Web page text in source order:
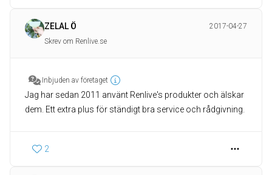
ZELAL Ö
2017-04-27
Skrev om Renlive.se
Inbjuden av företaget
Jag har sedan 2011 använt Renlive's produkter och älskar
dem. Ett extra plus för ständigt bra service och rådgivning.
2